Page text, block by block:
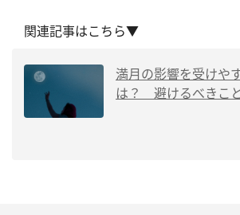
関連記事はこちら▼
満月の影響を受けや
は？ 避けるべきこ